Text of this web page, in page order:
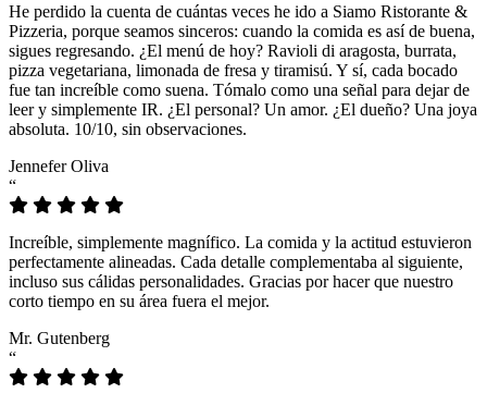
He perdido la cuenta de cuántas veces he ido a Siamo Ristorante &
Pizzeria, porque seamos sinceros: cuando la comida es así de buena,
sigues regresando. ¿El menú de hoy? Ravioli di aragosta, burrata,
pizza vegetariana, limonada de fresa y tiramisú. Y sí, cada bocado
fue tan increíble como suena. Tómalo como una señal para dejar de
leer y simplemente IR. ¿El personal? Un amor. ¿El dueño? Una joya
absoluta. 10/10, sin observaciones.
Jennefer Oliva
“
Increíble, simplemente magnífico. La comida y la actitud estuvieron
perfectamente alineadas. Cada detalle complementaba al siguiente,
incluso sus cálidas personalidades. Gracias por hacer que nuestro
corto tiempo en su área fuera el mejor.
Mr. Gutenberg
“